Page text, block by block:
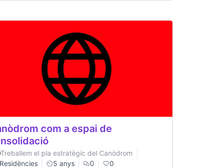
com a espai de
Treballem el pla estratègic del Canòdrom
Residències
5 anys 0 0